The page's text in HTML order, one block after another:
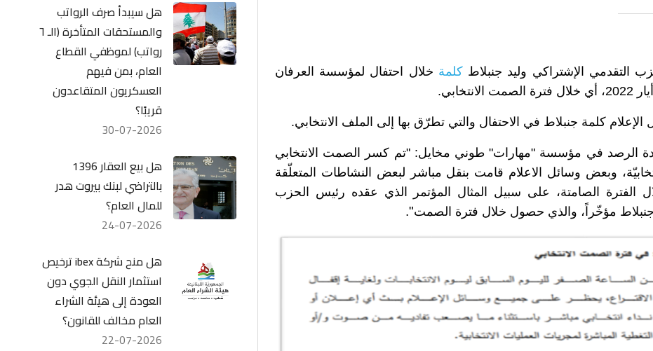
التقدمي الإشتراكي وليد جنبلاطكلمة خلال احتفال لمؤسسة العرفان
كلمة جنبلاط في الاحتفال والتي تطرّق بها إلى الملف الانتخابي.
الرصد في مؤسسة "مهارات" طوني مخايل: "تم كسر الصمت الانتخابي
وبعض وسائل الاعلام قامت بنقل مباشر لبعض النشاطات المتعلّقة
خلال الفترة الصامتة، على سبيل المثال المؤتمر الذي عقده رئيس الحزب
جنبلاط مؤخّراً، والذي حصول خلال فترة الصمت".
هل سيبدأ صرف الرواتب
والمستحقات المتأخرة (الـ ٦
رواتب) لموظفي القطاع
العام، بمن فيهم
العسكريون المتقاعدون
قريبًا؟
30-07-2026
هل بيع العقار 1396
بالتراضي لبنك بيروت هدر
للمال العام؟
24-07-2026
هل منح شركة ibex ترخيص
استثمار النقل الجوي دون
العودة إلى هيئة الشراء
العام مخالف للقانون؟
22-07-2026